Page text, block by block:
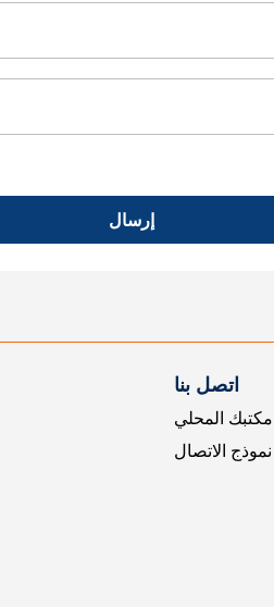
إرسال
اتصل بنا
مكتبك المحلي
نموذج الاتصال